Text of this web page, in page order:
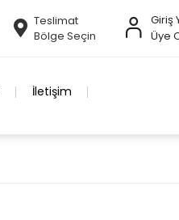
Teslimat
Bölge Seçin
Giriş
Üye
İletişim